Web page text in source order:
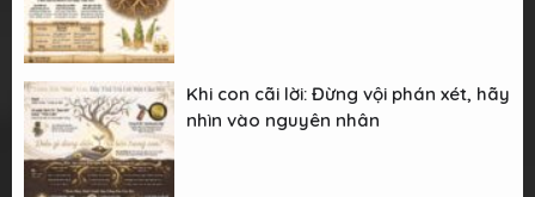
Khi con cãi lời: Đừng vội phán xét, hãy
nhìn vào nguyên nhân